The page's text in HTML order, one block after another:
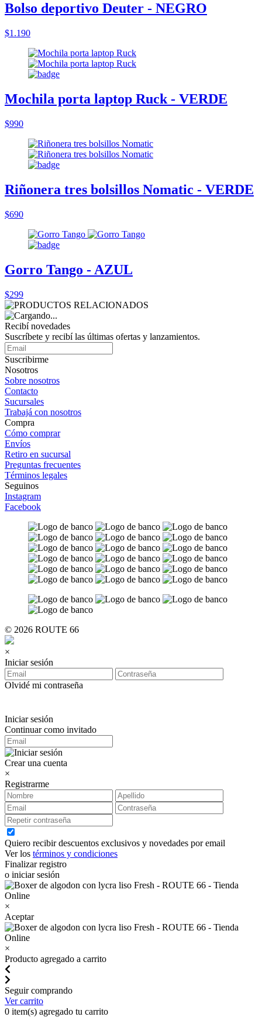
Bolso deportivo Deuter - NEGRO
$1.190
Mochila porta laptop Ruck - VERDE
$990
Riñonera tres bolsillos Nomatic - VERDE
$690
Gorro Tango - AZUL
$299
Recibí novedades
Suscríbete y recibí las últimas ofertas y lanzamientos.
Suscribirme
Nosotros
Sobre nosotros
Contacto
Sucursales
Trabajá con nosotros
Compra
Cómo comprar
Envíos
Retiro en sucursal
Preguntas frecuentes
Términos legales
Seguinos
Instagram
Facebook
© 2026 ROUTE 66
×
Iniciar sesión
Olvidé mi contraseña
Iniciar sesión
Continuar como invitado
Crear una cuenta
×
Registrarme
Quiero recibir descuentos exclusivos y novedades por email
Ver los términos y condiciones
Finalizar registro
o iniciar sesión
×
Aceptar
×
Producto agregado a carrito
Seguir comprando
Ver carrito
0 item(s) agregado tu carrito